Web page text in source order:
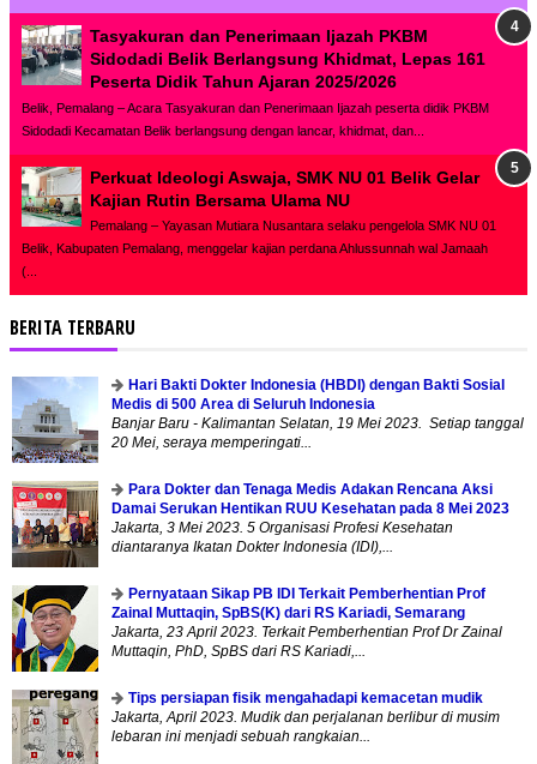
Tasyakuran dan Penerimaan Ijazah PKBM
Sidodadi Belik Berlangsung Khidmat, Lepas 161
Peserta Didik Tahun Ajaran 2025/2026
Belik, Pemalang – Acara Tasyakuran dan Penerimaan Ijazah peserta didik PKBM
Sidodadi Kecamatan Belik berlangsung dengan lancar, khidmat, dan...
Perkuat Ideologi Aswaja, SMK NU 01 Belik Gelar
Kajian Rutin Bersama Ulama NU
Pemalang – Yayasan Mutiara Nusantara selaku pengelola SMK NU 01
Belik, Kabupaten Pemalang, menggelar kajian perdana Ahlussunnah wal Jamaah
(...
BERITA TERBARU
Hari Bakti Dokter Indonesia (HBDI) dengan Bakti Sosial
Medis di 500 Area di Seluruh Indonesia
Banjar Baru - Kalimantan Selatan, 19 Mei 2023. Setiap tanggal
20 Mei, seraya memperingati...
Para Dokter dan Tenaga Medis Adakan Rencana Aksi
Damai Serukan Hentikan RUU Kesehatan pada 8 Mei 2023
Jakarta, 3 Mei 2023. 5 Organisasi Profesi Kesehatan
diantaranya Ikatan Dokter Indonesia (IDI),...
Pernyataan Sikap PB IDI Terkait Pemberhentian Prof
Zainal Muttaqin, SpBS(K) dari RS Kariadi, Semarang
Jakarta, 23 April 2023. Terkait Pemberhentian Prof Dr Zainal
Muttaqin, PhD, SpBS dari RS Kariadi,...
Tips persiapan fisik mengahadapi kemacetan mudik
Jakarta, April 2023. Mudik dan perjalanan berlibur di musim
lebaran ini menjadi sebuah rangkaian...